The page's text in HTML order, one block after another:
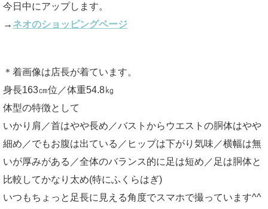
今日中にアップします。
→ ネオのショッピングページ
＊着画像は店長が着ています。
身長163㎝位／体重54.8㎏
体型の特徴として
いかり肩／首はやや長め／バストからウエストの胴体はやや
細め／でもお腹は出ている／ヒップは下がり気味／横幅は無
いが厚みがある／全体のバランス的に足は短め／足は胴体と
比較してかなり太め(特にふくらはぎ)
いつもちょっと足長に見える角度でスマホで撮っています^^